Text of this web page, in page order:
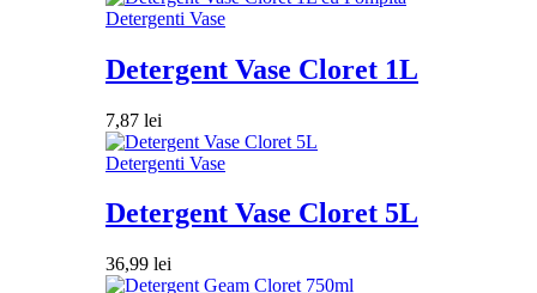
Detergenti Vase
Detergent Vase Cloret 1L
7,87 lei
Detergenti Vase
Detergent Vase Cloret 5L
36,99 lei